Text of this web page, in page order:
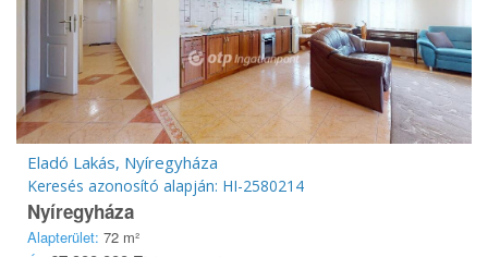
Eladó Lakás, Nyíregyháza
Keresés azonosító alapján: HI-2580214
Nyíregyháza
Alapterület: 72 m²